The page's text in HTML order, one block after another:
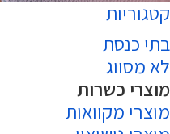
קטגוריות
בתי כנסת
לא מסווג
מוצרי כשרות
מוצרי מקוואות